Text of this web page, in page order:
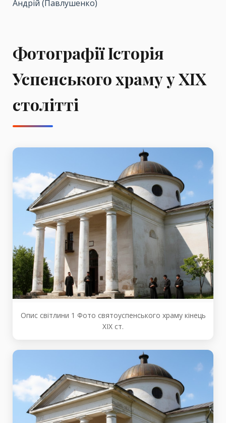
Андрій (Павлушенко)
Фотографії Історія
Успенського храму у ХІХ
столітті
Опис світлини 1 Фото святоуспенського храму кінець
ХІХ ст.